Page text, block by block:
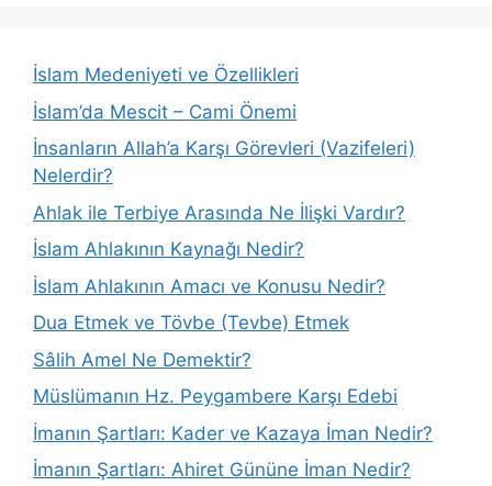
İslam Medeniyeti ve Özellikleri
İslam’da Mescit – Cami Önemi
İnsanların Allah’a Karşı Görevleri (Vazifeleri)
Nelerdir?
Ahlak ile Terbiye Arasında Ne İlişki Vardır?
İslam Ahlakının Kaynağı Nedir?
İslam Ahlakının Amacı ve Konusu Nedir?
Dua Etmek ve Tövbe (Tevbe) Etmek
Sâlih Amel Ne Demektir?
Müslümanın Hz. Peygambere Karşı Edebi
İmanın Şartları: Kader ve Kazaya İman Nedir?
İmanın Şartları: Ahiret Gününe İman Nedir?